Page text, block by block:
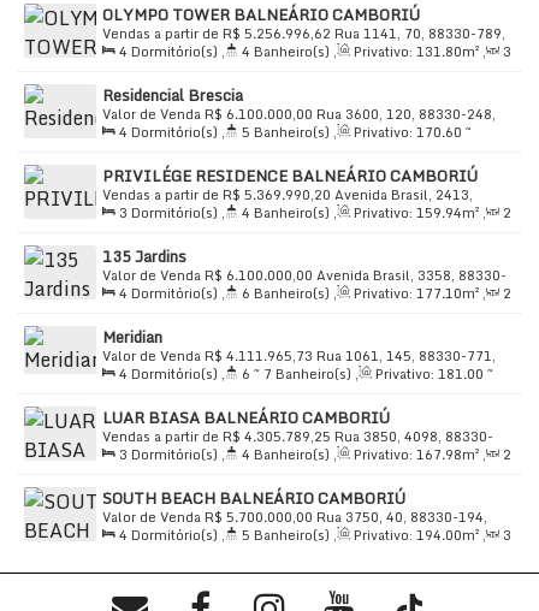
OLYMPO TOWER BALNEÁRIO CAMBORIÚ
R$ 5.256.996,62
Vendas a partir de
Rua 1141, 70, 88330-789,
Centro, Balneário Camboriú, Santa Catarina, Brasil
4 Dormitório(s) , 4 Banheiro(s) , Privativo: 131.80m² ,
3
Sala(s) , 2Suíte(s) , Total:308.20m² , 3Vaga(s) ,
Útil:
131.70~ 131 .80m²
Residencial Brescia
R$ 6.100.000,00
Valor de Venda
Rua 3600, 120, 88330-248,
Centro, Balneário Camboriú, Santa Catarina, Brasil
4 Dormitório(s) , 5 Banheiro(s) , Privativo: 170.60 ~
214.49m², 2 Sala(s) , 4Suíte(s) , Total:214.49m² ,
3
Vaga(s), Útil:214.49m²
PRIVILÉGE RESIDENCE BALNEÁRIO CAMBORIÚ
R$ 5.369.990,20
Vendas a partir de
Avenida Brasil, 2413,
88330-050, Centro, Balneário Camboriú, Santa Catarina, Brasil
3 Dormitório(s) , 4 Banheiro(s) , Privativo: 159.94m² ,
2
Sala(s) , 3Suíte(s) , Total:309.50m² , 3Vaga(s) ,
Útil:
159.94m²
135 Jardins
R$ 6.100.000,00
Valor de Venda
Avenida Brasil, 3358, 88330-
063, Centro, Balneário Camboriú, Santa Catarina, Brasil
4 Dormitório(s) , 6 Banheiro(s) , Privativo: 177.10m² ,
2
Sala(s) , 4Suíte(s) , Total:177.10m² , 3Vaga(s) ,
Útil:
177.10m²
Meridian
R$ 4.111.965,73
Valor de Venda
Rua 1061, 145, 88330-771,
Centro, Balneário Camboriú, Santa Catarina, Brasil
4 Dormitório(s) , 6 ~ 7 Banheiro(s) , Privativo: 181.00 ~
362.00m², 4 Suíte(s), Total: 181.00m², 3 ~ 4 Vaga(s),
Útil:181.00m²
LUAR BIASA BALNEÁRIO CAMBORIÚ
R$ 4.305.789,25
Vendas a partir de
Rua 3850, 4098, 88330-
190, Centro, Balneário Camboriú, Santa Catarina, Brasil
3 Dormitório(s) , 4 Banheiro(s) , Privativo: 167.98m² ,
2
Sala(s) , 3Suíte(s) , Total:337.59m² , 2Vaga(s) ,
Útil:
167.98m²
SOUTH BEACH BALNEÁRIO CAMBORIÚ
R$ 5.700.000,00
Valor de Venda
Rua 3750, 40, 88330-194,
Centro, Balneário Camboriú, Santa Catarina, Brasil
4 Dormitório(s) , 5 Banheiro(s) , Privativo: 194.00m² ,
3
194.00m²